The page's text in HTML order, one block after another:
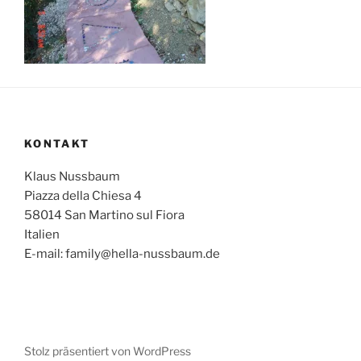
KONTAKT
Klaus Nussbaum
Piazza della Chiesa 4
58014 San Martino sul Fiora
Italien
E-mail: family@hella-nussbaum.de
Stolz präsentiert von WordPress